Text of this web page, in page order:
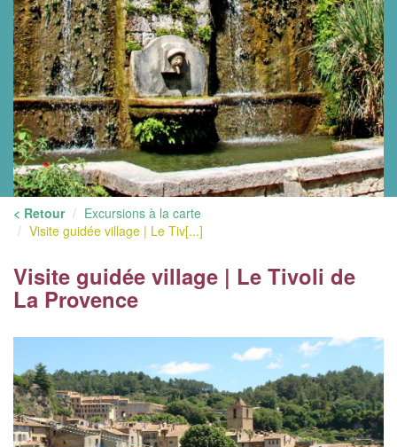
< Retour
Excursions à la carte
Visite guidée village | Le Tiv[...]
Visite guidée village | Le Tivoli de
La Provence